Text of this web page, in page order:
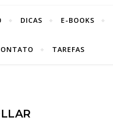
DICAS E-BOOKS
TAREFAS